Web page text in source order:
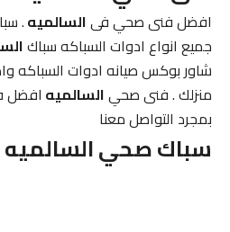
افضل فنى صحي فىالسالميه.
جميع انواع ادوات السباكه سباك
شاور بوكس صيانه ادوات السباكه
منزلك . فنى صحيالسالميهافضل
بمجرد التواصل معنا
سباك صحيالسالميه